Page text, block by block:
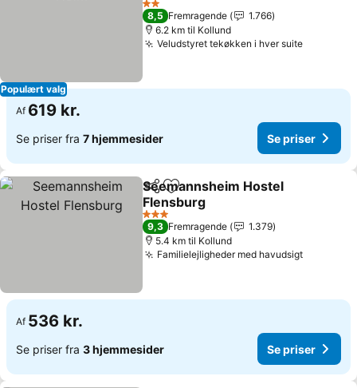
Populært valg
2 Stjerner
8,5 Fremragende
1.766
6.2 km til Kollund
Veludstyret tekøkken i hver suite
Af 619 kr.
Se priser fra 7 hjemmesider Se priser
Del Føj til favoritter
Seemannsheim Hostel
Flensburg
3 Stjerner
9,3 Fremragende
1.379
5.4 km til Kollund
Familielejligheder med havudsigt
Af 536 kr.
Se priser fra 3 hjemmesider Se priser